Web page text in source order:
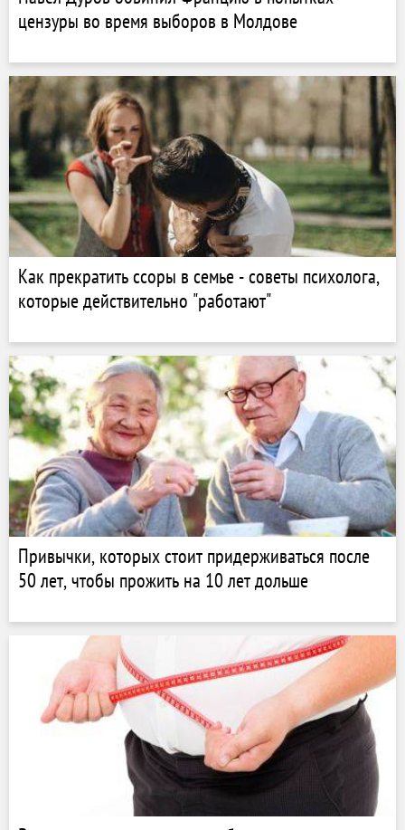
цензуры во время выборов в Молдове
Как прекратить ссоры в семье - советы психолога,
которые действительно "работают"
Привычки, которых стоит придерживаться после
50 лет, чтобы прожить на 10 лет дольше